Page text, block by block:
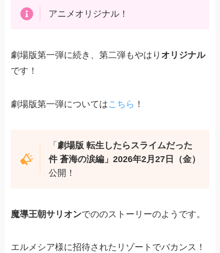
アニメオリジナル！
劇場版第一弾に続き、第二弾もやはり オリジナル
です！
劇場版第一弾についてはこちら ！
「 劇場版 転生したらスライムだった
件 蒼海の涙編」2026年2月27日（金）
公開！
魔導王朝サリオンでののストーリーのようです。
エルメシア様に招待されたリゾートでバカンス！